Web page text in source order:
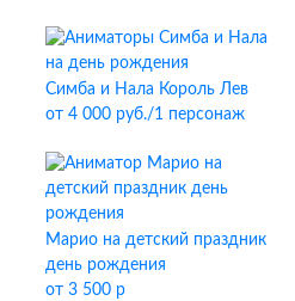
Симба и Нала Король Лев
от 4 000 руб./1 персонаж
Марио на детский праздник
день рождения
от 3 500 р